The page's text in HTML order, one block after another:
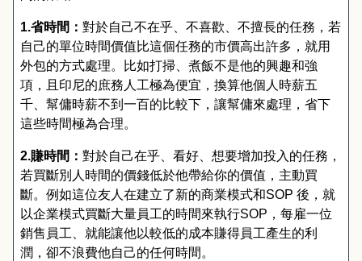
1.省時間： 對於自己不在乎 不喜歡 不擅長的任務 ， 若
自己的單位時間價值比這個任務的市價高出許多 ， 就用
外包的方式處理。 比如打掃
煮飯不是他的興趣和強
項 ， 且印尼的庶務人工極為便宜 ， 換算他個人時薪五
千
幫傭時薪不到一百的比較下 ， 讓幫傭來處理 ， 省下
這些時間極為合理。
2.賺時間： 對於自己在乎 看好 想要增加投入的任務 ，
若買斷別人時間的價錢低於他帶給你的價值 ， 主動買
斷。 例如這位友人在建立了新的商業模式和SOP 後 ， 就
以企業模式買斷大量員工的時間來執行SOP ， 每雇一位
銷售員工
就能讓他以較低的成本賺得員工產生的利
潤 ， 卻不浪費他自己的任何時間 。